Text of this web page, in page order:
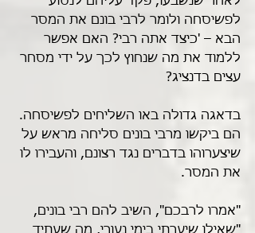
לפשיסחה ולומר לרבי בונם את המסר
הבא – 'כיצד אתה רבי? האם אפשר
ללמוד את מה שנחוץ לכך על ידי מסחר
עצים בדנציג?
בדאגה גדולה באו השליחים לפשיסחה.
הם ביקשו מרבי בונים סליחה מראש על
שיצערוהו בדברים נגד רצונם, והעבירו לו
את המסר.
"אמרו לרבכם", השיב להם רבי בונים,